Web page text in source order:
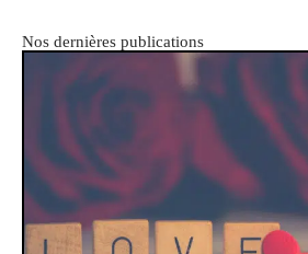
Nos dernières publications